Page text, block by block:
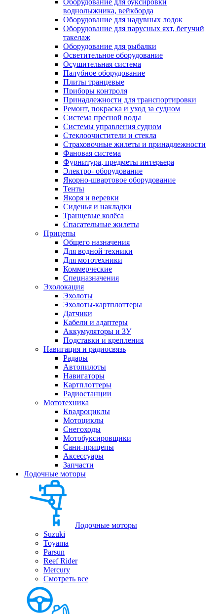
Оборудование для буксировки
воднолыжника, вейкборда
Оборудование для надувных лодок
Оборудование для парусных яхт, бегучий
такелаж
Оборудование для рыбалки
Осветительное оборудование
Осушительная система
Палубное оборудование
Плиты транцевые
Приборы контроля
Принадлежности для транспортировки
Ремонт, покраска и уход за судном
Система пресной воды
Системы управления судном
Стеклоочистители и стекла
Страховочные жилеты и принадлежности
Фановая система
Фурнитура, предметы интерьера
Электро- оборудование
Якорно-швартовое оборудование
Тенты
Якоря и веревки
Сиденья и накладки
Транцевые колёса
Спасательные жилеты
Прицепы
Общего назначения
Для водной техники
Для мототехники
Коммерческие
Спецназначения
Эхолокация
Эхолоты
Эхолоты-картплоттеры
Датчики
Кабели и адаптеры
Аккумуляторы и ЗУ
Подставки и крепления
Навигация и радиосвязь
Радары
Автопилоты
Навигаторы
Картплоттеры
Радиостанции
Мототехника
Квадроциклы
Мотоциклы
Снегоходы
Мотобуксировщики
Сани-прицепы
Аксессуары
Запчасти
Лодочные моторы
Лодочные моторы
Suzuki
Toyama
Parsun
Reef Rider
Mercury
Смотреть все